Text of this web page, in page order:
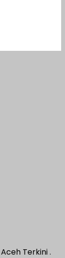
Terkini .